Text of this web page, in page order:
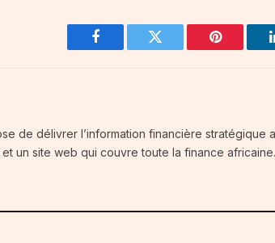
Facebook Twitter Pinterest
de délivrer l’information financière stratégique
un site web qui couvre toute la finance africaine.